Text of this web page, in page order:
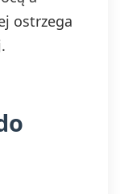
ostrzega